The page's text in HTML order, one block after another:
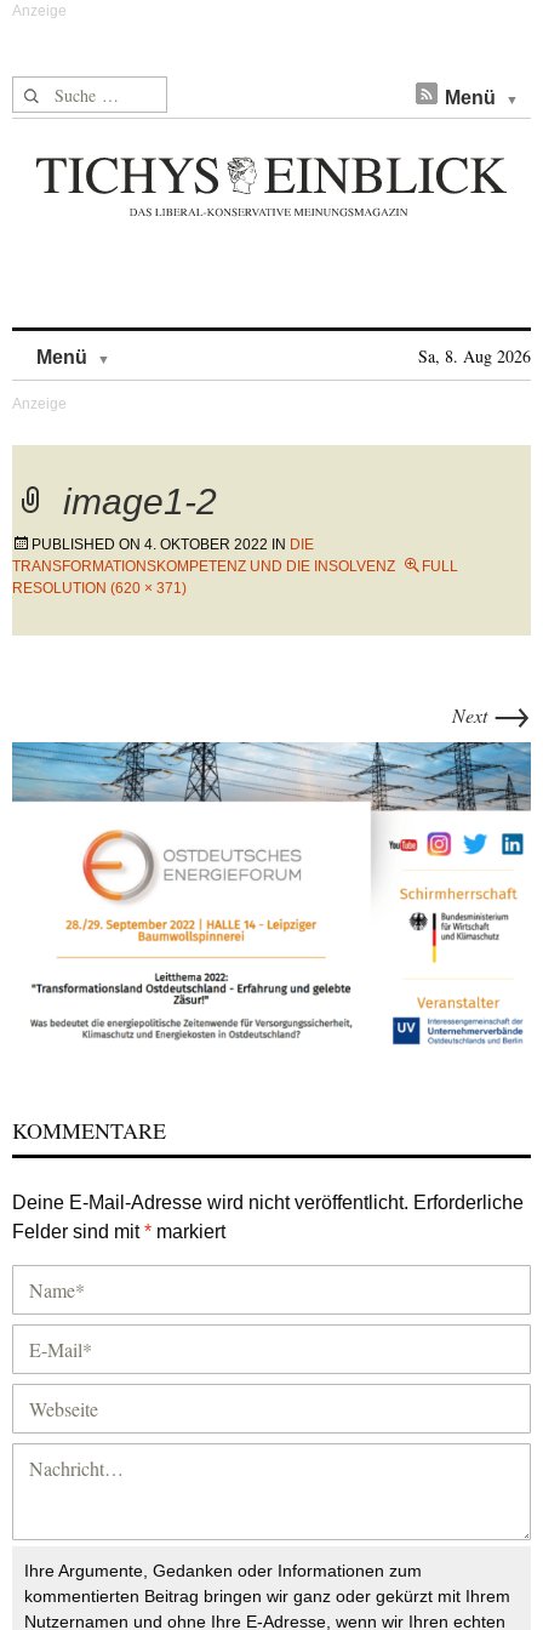
Suche nach: Menü
Menü Sa, 8. Aug 2026
image1-2
PUBLISHED ON 4. OKTOBER 2022 IN DIE
TRANSFORMATIONSKOMPETENZ UND DIE INSOLVENZ
FULL
RESOLUTION (620 × 371)
Next →
KOMMENTARE
Deine E-Mail-Adresse wird nicht veröffentlicht. Erforderliche
Felder sind mit* markiert
Ihre Argumente, Gedanken oder Informationen zum
kommentierten Beitrag bringen wir ganz oder gekürzt mit Ihrem
Nutzernamen und ohne Ihre E-Adresse, wenn wir Ihren echten